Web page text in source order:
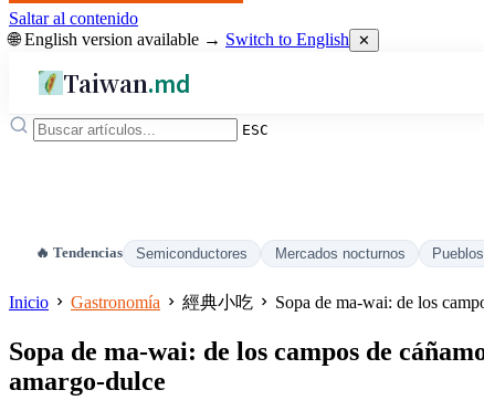
Saltar al contenido
🌐 English version available → Switch to English ✕
Taiwan.md
ESC
🔥 Tendencias Semiconductores Mercados nocturnos
Inicio Gastronomía 經典小吃 Sopa de ma‑wai: de los
Sopa de ma‑wai: de los campos de
amargo‑dulce